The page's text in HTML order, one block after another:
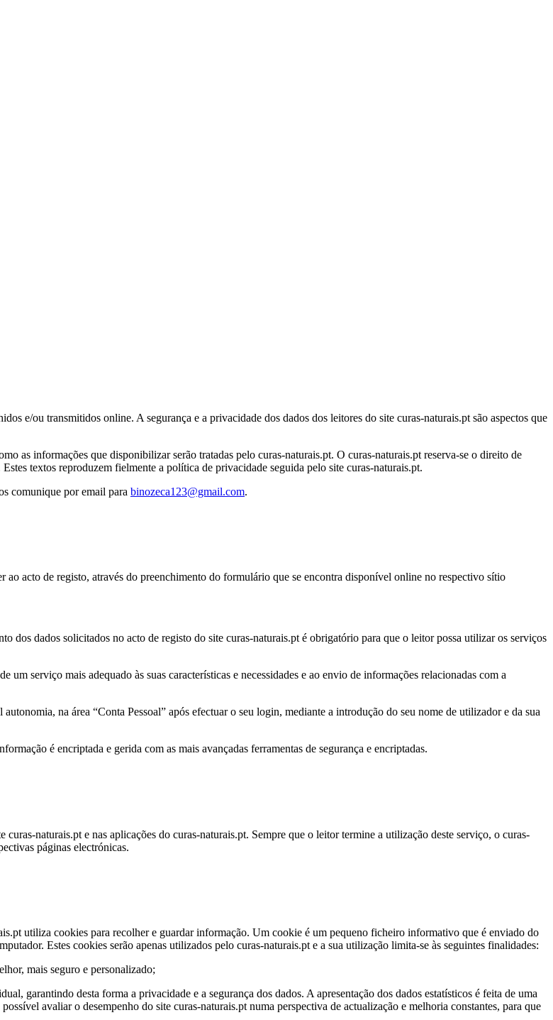
e/ou transmitidos online. A segurança e a privacidade dos dados dos leitores do site curas-naturais.pt são aspectos que
as informações que disponibilizar serão tratadas pelo curas-naturais.pt. O curas-naturais.pt reserva-se o direito de
textos reproduzem fielmente a política de privacidade seguida pelo site curas-naturais.pt.
comunique por email para binozeca123@gmail.com.
ao acto de registo, através do preenchimento do formulário que se encontra disponível online no respectivo sítio
dos dados solicitados no acto de registo do site curas-naturais.pt é obrigatório para que o leitor possa utilizar os serviços
serviço mais adequado às suas características e necessidades e ao envio de informações relacionadas com a
na área “Conta Pessoal” após efectuar o seu login, mediante a introdução do seu nome de utilizador e da sua
é encriptada e gerida com as mais avançadas ferramentas de segurança e encriptadas.
naturais.pt e nas aplicações do curas-naturais.pt. Sempre que o leitor termine a utilização deste serviço, o curas-
páginas electrónicas.
utiliza cookies para recolher e guardar informação. Um cookie é um pequeno ficheiro informativo que é enviado do
Estes cookies serão apenas utilizados pelo curas-naturais.pt e a sua utilização limita-se às seguintes finalidades:
mais seguro e personalizado;
garantindo desta forma a privacidade e a segurança dos dados. A apresentação dos dados estatísticos é feita de uma
avaliar o desempenho do site curas-naturais.pt numa perspectiva de actualização e melhoria constantes, para que